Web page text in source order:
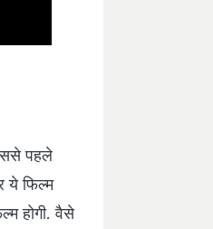
पहले
ये फिल्म
होगी. वैसे